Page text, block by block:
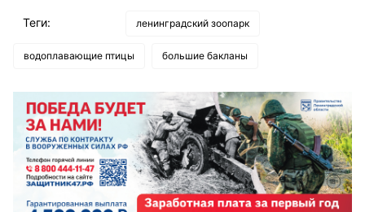
Теги: ленинградский зоопарк
водоплавающие птицы большие бакланы